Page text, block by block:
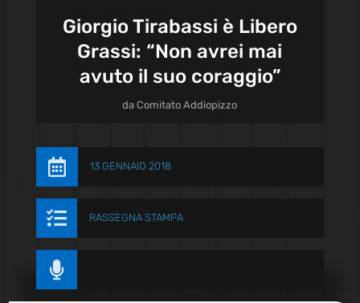
Giorgio Tirabassi è Libero
Grassi: “Non avrei mai
avuto il suo coraggio”
daComitato Addiopizzo
 13 GENNAIO 2018
 RASSEGNA STAMPA
